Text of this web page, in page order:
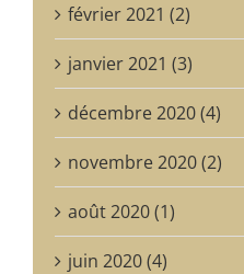
février 2021 (2)
janvier 2021 (3)
décembre 2020 (4)
novembre 2020 (2)
août 2020 (1)
juin 2020 (4)